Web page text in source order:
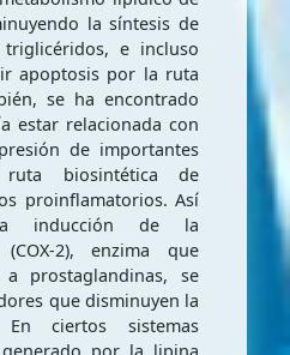
la síntesis de
e incluso
apoptosis por la ruta
se ha encontrado
estar relacionada con
de importantes
biosintética de
proinflamatorios. Así
inducción de la
2), enzima que
prostaglandinas, se
que disminuyen la
ciertos sistemas
por la lipina